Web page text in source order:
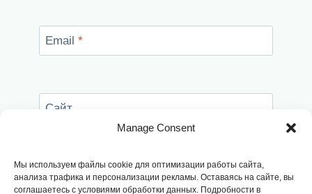
Manage Consent
Мы используем файлы cookie для оптимизации работы сайта,
анализа трафика и персонализации рекламы. Оставаясь на сайте, вы
соглашаетесь с условиями обработки данных. Подробности в
Email *
Сайт
этом браузере для последующих моих
комментариев.